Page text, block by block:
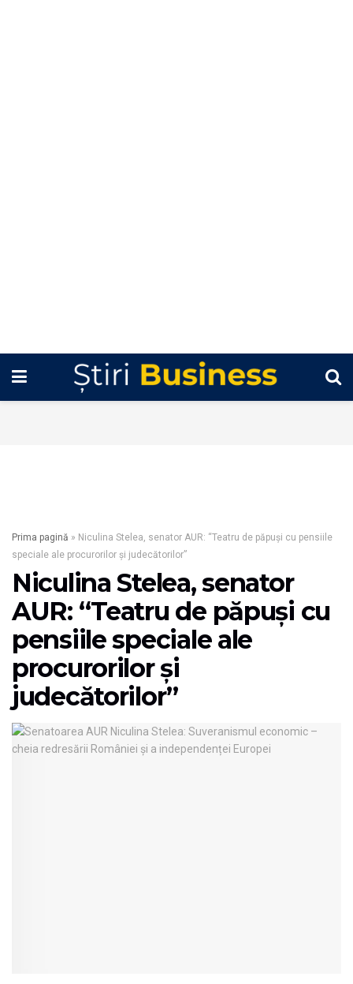
Prima pagină » Niculina Stelea, senator AUR: “Teatru de păpuşi cu pensiile
speciale ale procurorilor şi judecătorilor”
Niculina Stelea, senator
AUR: “Teatru de păpuşi cu
pensiile speciale ale
procurorilor şi
judecătorilor”